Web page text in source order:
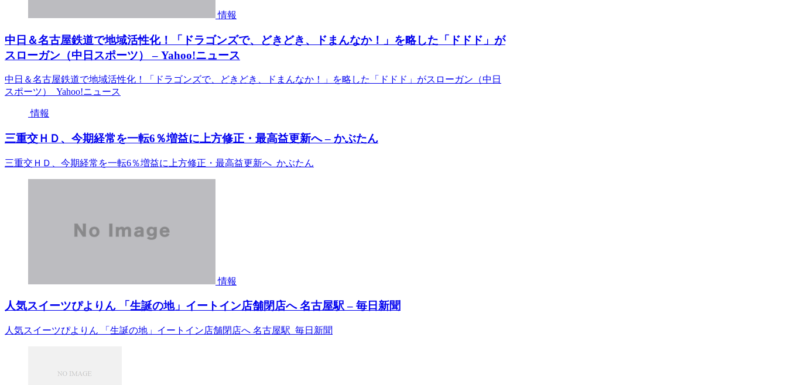
情報
中日＆名古屋鉄道で地域活性化！「ドラゴンズで、どきどき、ドまんなか！」を略した「ドドド」が
スローガン（中日スポーツ） – Yahoo!ニュース
中日＆名古屋鉄道で地域活性化！「ドラゴンズで、どきどき、ドまんなか！」を略した「ドドド」がスローガン（中日
スポーツ） Yahoo!ニュース
情報
三重交ＨＤ、今期経常を一転6％増益に上方修正・最高益更新へ – かぶたん
三重交ＨＤ、今期経常を一転6％増益に上方修正・最高益更新へ かぶたん
情報
人気スイーツぴよりん 「生誕の地」イートイン店舗閉店へ 名古屋駅 – 毎日新聞
人気スイーツぴよりん 「生誕の地」イートイン店舗閉店へ 名古屋駅 毎日新聞